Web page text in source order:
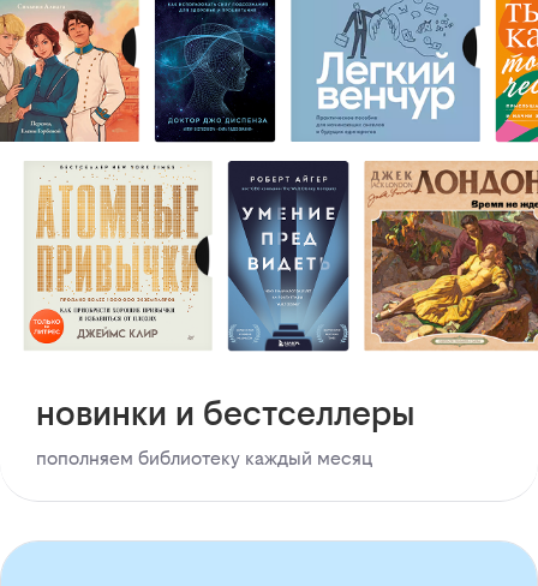
новинки и бестселлеры
пополняем библиотеку каждый месяц